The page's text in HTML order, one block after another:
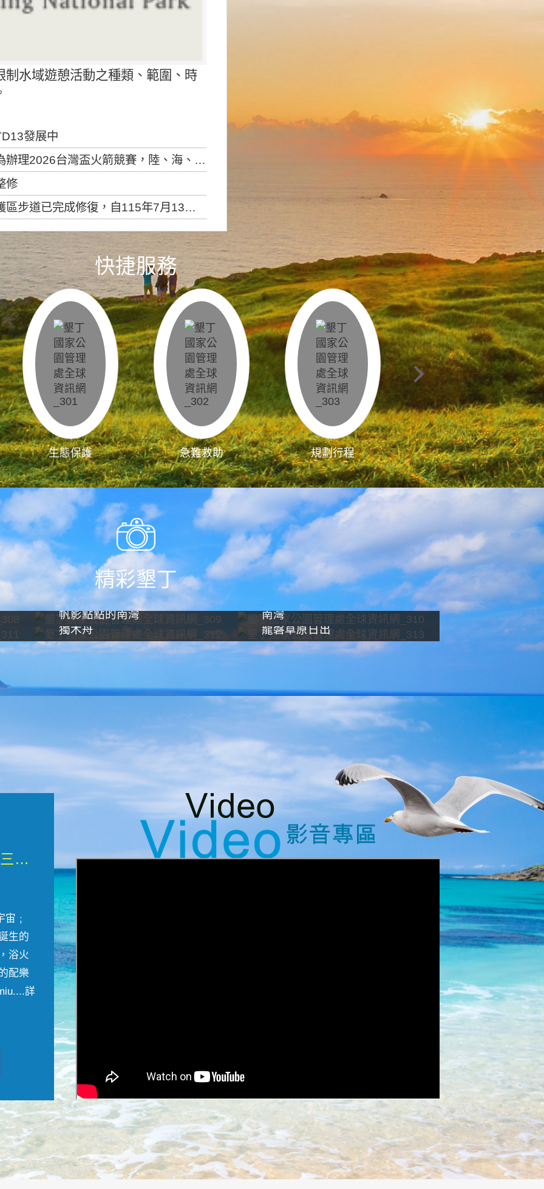
水域遊憩活動之種類、範圍、時
發展中
盃火箭競賽，陸、海、空域警戒及協調相關事宜，因颱風備案事宜
修
，自115年7月13日（星期一）起恢復開放入園，歡迎民眾依規定申請入園....
快捷服務
生態保護 急難救助 規劃行程 影像直播
精彩墾丁
帆影點點的南灣
南灣
獨木舟
龍磐草原日出
微觀墾丁三部曲 重生....
﹔
生的
浴火
配樂
詳